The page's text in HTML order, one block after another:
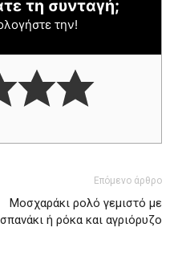
τη συνταγή;
την!
Επόμενο άρθρο
Μοσχαράκι ρολό γεμιστό με
σπανάκι ή ρόκα και αγριόρυζο